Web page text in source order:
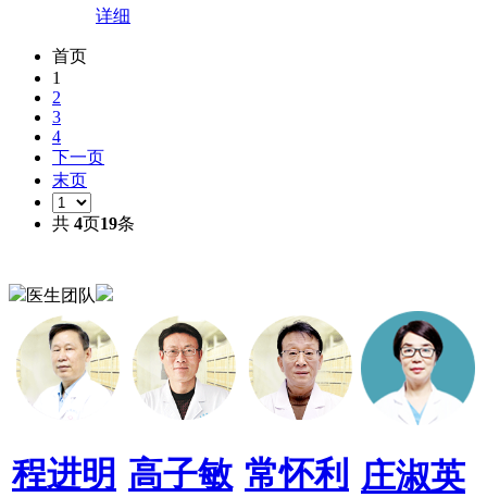
详细
首页
1
2
3
4
下一页
末页
共 4页19条
医生团队
程进明 高子敏 常怀利 庄淑英